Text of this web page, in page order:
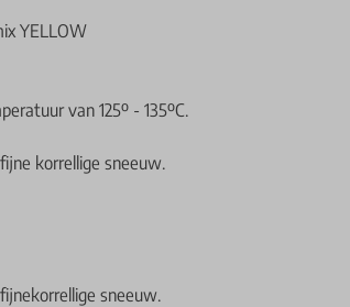
YELLOW
van 125º - 135ºC.
korrellige sneeuw.
sneeuw.